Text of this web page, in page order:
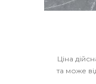
Ціна
та може